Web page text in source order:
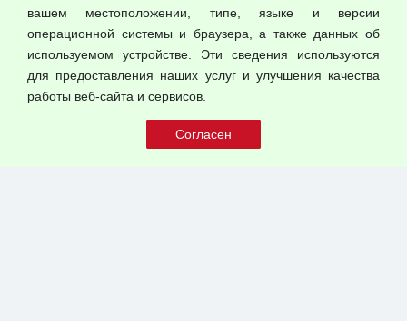
© 2026 ООО "Феникс"
Публичная оферта
вашем местоположении, типе, языке и версии
операционной системы и браузера, а также данных об
используемом устройстве. Эти сведения используются
для предоставления наших услуг и улучшения качества
работы веб-сайта и сервисов.